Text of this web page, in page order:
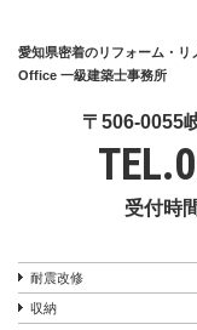
愛知県密着のリフォーム・
Office 一級建築士事務所
〒506-0055
TEL.
受付時
耐震改修
収納